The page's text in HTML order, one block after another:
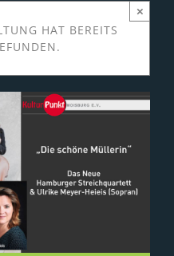
HAT BEREITS
×